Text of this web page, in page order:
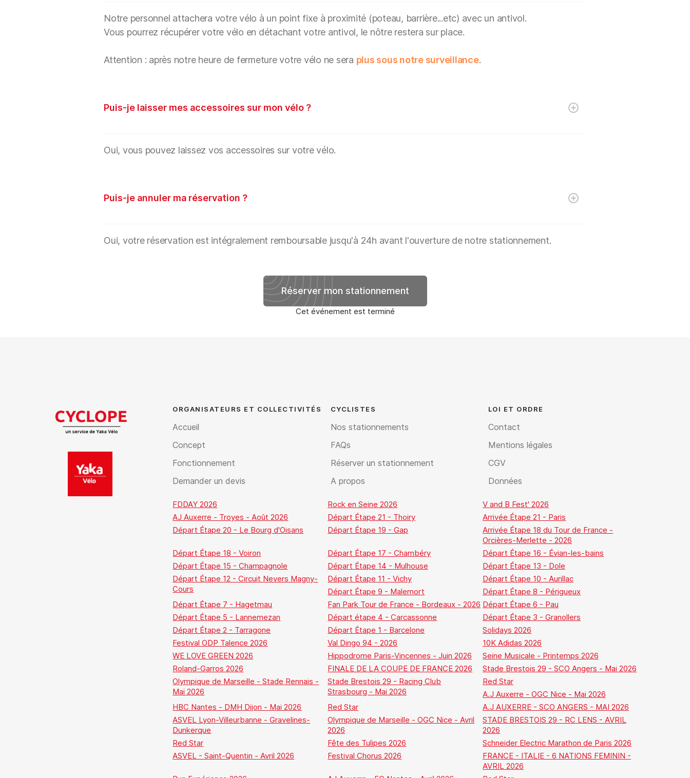
Notre personnel attachera votre vélo à un point fixe à proximité (poteau, barrière...etc) avec un antivol.
Vous pourrez récupérer votre vélo en détachant votre antivol, le nôtre restera sur place.
Attention : après notre heure de fermeture votre vélo ne sera plus sous notre surveillance.
Puis-je laisser mes accessoires sur mon vélo ?
Oui, vous pouvez laissez vos accessoires sur votre vélo.
Puis-je annuler ma réservation ?
Oui, votre réservation est intégralement remboursable jusqu'à 24h avant l'ouverture de notre stationnement.
Réserver mon stationnement
Cet événement est terminé
CYCLISTES
Nos stationnements
FAQs
Réserver un stationnement
A propos
LOI ET ORDRE
Contact
Mentions légales
CGV
Données
ORGANISATEURS ET COLLECTIVITÉS
Accueil
Concept
Fonctionnement
Demander un devis
FDDAY 2026 Rock en Seine 2026
V and B Fest' 2026
AJ Auxerre - Troyes - Août 2026
Départ Étape 21 - Thoiry
Arrivée Étape 21 - Paris
Départ Étape 20 - Le Bourg d'Oisans
Départ Étape 19 - Gap
Arrivée Étape 18 du Tour de France -
Orcières-Merlette - 2026
Départ Étape 18 - Voiron
Départ Étape 17 - Chambéry
Départ Étape 16 - Évian-les-bains
Départ Étape 15 - Champagnole
Départ Étape 14 - Mulhouse
Départ Étape 13 - Dole
Départ Étape 12 - Circuit Nevers Magny-
Cours
Départ Étape 11 - Vichy
Départ Étape 10 - Aurillac
Départ Étape 9 - Malemort
Départ Étape 8 - Périgueux
Départ Étape 7 - Hagetmau
Fan Park Tour de France - Bordeaux - 2026 Départ Étape 6 - Pau
Départ Étape 5 - Lannemezan
Départ étape 4 - Carcassonne
Départ Étape 3 - Granollers
Départ Étape 2 - Tarragone
Départ Étape 1 - Barcelone
Solidays 2026
Festival ODP Talence 2026
Val Dingo 94 - 2026
10K Adidas 2026
WE LOVE GREEN 2026
Hippodrome Paris-Vincennes - Juin 2026
Seine Musicale - Printemps 2026
Roland-Garros 2026
FINALE DE LA COUPE DE FRANCE 2026
Stade Brestois 29 - SCO Angers - Mai 2026
Olympique de Marseille - Stade Rennais -
Mai 2026
Stade Brestois 29 - Racing Club
Strasbourg - Mai 2026
Red Star
A.J Auxerre - OGC Nice - Mai 2026
HBC Nantes - DMH Dijon - Mai 2026
Red Star
A.J AUXERRE - SCO ANGERS - MAI 2026
ASVEL Lyon-Villeurbanne - Gravelines-
Dunkerque
Olympique de Marseille - OGC Nice - Avril
2026
STADE BRESTOIS 29 - RC LENS - AVRIL
2026
Red Star
Fête des Tulipes 2026
Schneider Electric Marathon de Paris 2026
ASVEL - Saint-Quentin - Avril 2026
Festival Chorus 2026
FRANCE - ITALIE - 6 NATIONS FEMININ -
AVRIL 2026